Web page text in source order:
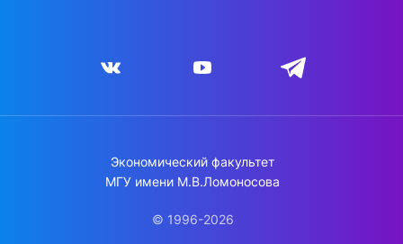
Экономический факультет
МГУ имени М.В.Ломоносова
© 1996-2026